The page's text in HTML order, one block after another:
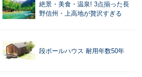
絶景・美食・温泉! 3点揃った長
野信州・上高地が贅沢すぎる
段ボールハウス 耐用年数50年